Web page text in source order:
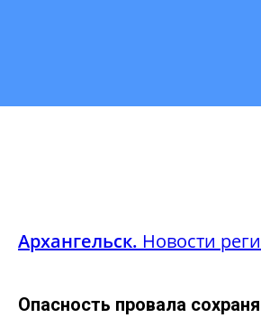
Архангельск. Новости
Опасность провала